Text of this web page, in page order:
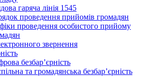
гаряча лінія 1545
проведення прийомів громадян
проведення особистого прийому
звернення
безбар’єрність
та громадянська безбар’єрність